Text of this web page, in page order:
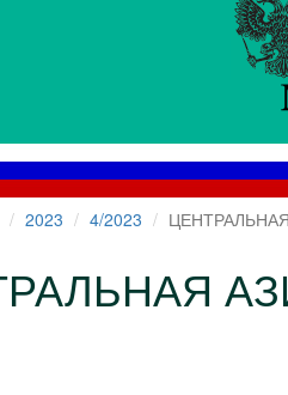
2023 4/2023